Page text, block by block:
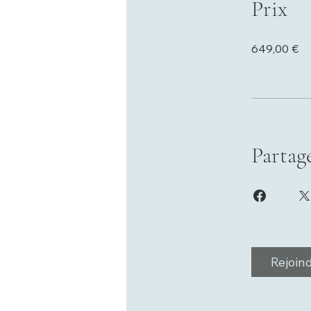
Prix
649,00 €